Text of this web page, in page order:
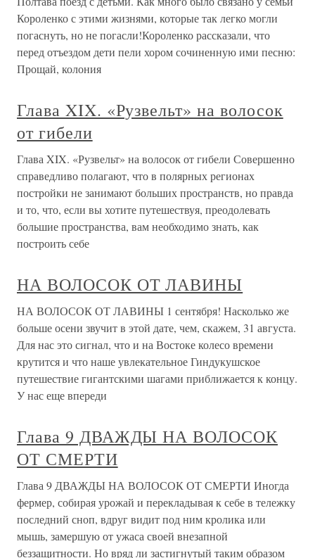
Короленко с этими жизнями, которые так легко могли
погаснуть, но не погасли!Короленко рассказали, что
перед отъездом дети пели хором сочиненную ими песню:
Прощай, колония
Глава XIX. «Рузвельт» на волосок
от гибели
Глава XIX. «Рузвельт» на волосок от гибели Совершенно
справедливо полагают, что в полярных регионах
постройки не занимают больших пространств, но правда
и то, что, если вы хотите путешествуя, преодолевать
большие пространства, вам необходимо знать, как
построить себе
НА ВОЛОСОК ОТ ЛАВИНЫ
НА ВОЛОСОК ОТ ЛАВИНЫ 1 сентября! Насколько же
больше осени звучит в этой дате, чем, скажем, 31 августа.
Для нас это сигнал, что и на Востоке колесо времени
крутится и что наше увлекательное Гиндукушское
путешествие гигантскими шагами приближается к концу.
У нас еще впереди
Глава 9 ДВАЖДЫ НА ВОЛОСОК
ОТ СМЕРТИ
Глава 9 ДВАЖДЫ НА ВОЛОСОК ОТ СМЕРТИ Иногда
фермер, собирая урожай и перекладывая к себе в тележку
последний сноп, вдруг видит под ним кролика или
мышь, замершую от ужаса своей внезапной
беззащитности. Но вряд ли застигнутый таким образом